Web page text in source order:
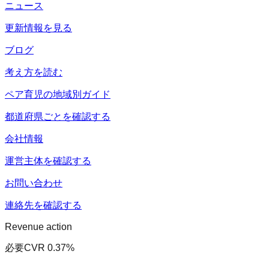
ニュース
更新情報を見る
ブログ
考え方を読む
ペア育児の地域別ガイド
都道府県ごとを確認する
会社情報
運営主体を確認する
お問い合わせ
連絡先を確認する
Revenue action
必要CVR 0.37%